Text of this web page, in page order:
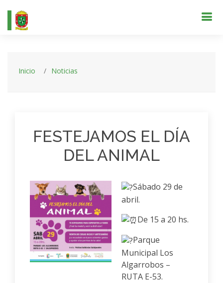
Inicio Noticias
FESTEJAMOS EL DÍA
DEL ANIMAL
Sábado 29 de
abril.
De 15 a 20 hs.
Parque
Municipal Los
Algarrobos –
RUTA E-53.